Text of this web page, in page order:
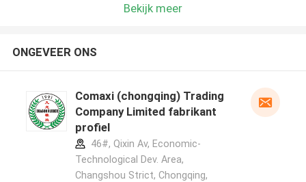
Bekijk meer
ONGEVEER ONS
Comaxi (chongqing) Trading
Company Limited fabrikant
profiel
46#, Qixin Av, Economic-
Technological Dev. Area,
Changshou Strict, Chongqing,